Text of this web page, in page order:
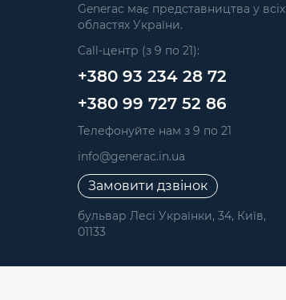
Generac має представництва у всіх
областях України.
Call-центр (з 9 по 21):
+380 93 234 28 72
+380 99 727 52 86
Телефонуйте нам з 9 по 21
info@generac.in.ua
Замовити дзвінок
бульвар Лесі Українки, 34, Київ,
01133